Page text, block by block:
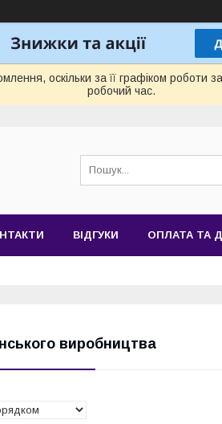
оскільки за її графіком
робочий час.
ВІДГУКИ ОПЛАТА ТА
виробництва